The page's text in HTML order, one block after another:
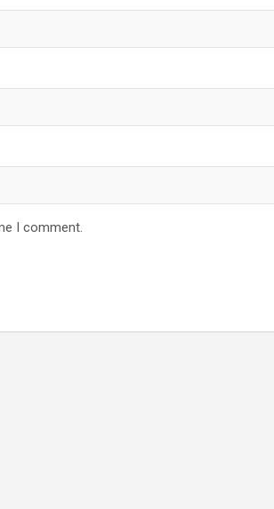
I comment.